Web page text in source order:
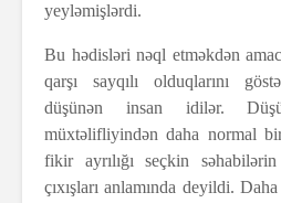
yeyləmişlərdi.
Bu hədisləri nəql etməkdən
qarşı sayqılı olduqlarını
düşünən insan idilər.
müxtəlifliyindən daha normal
fikir ayrılığı seçkin
çıxışları anlamında deyildi.